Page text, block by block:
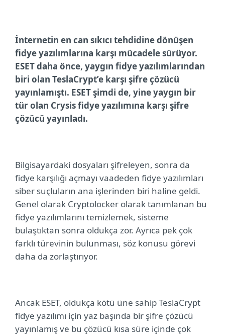
İnternetin en can sıkıcı tehdidine dönüşen
fidye yazılımlarına karşı mücadele sürüyor.
ESET daha önce, yaygın fidye yazılımlarından
biri olan TeslaCrypt’e karşı şifre çözücü
yayınlamıştı. ESET şimdi de, yine yaygın bir
tür olan Crysis fidye yazılımına karşı şifre
çözücü yayınladı.
Bilgisayardaki dosyaları şifreleyen, sonra da
fidye karşılığı açmayı vaadeden fidye yazılımları
siber suçluların ana işlerinden biri haline geldi.
Genel olarak Cryptolocker olarak tanımlanan bu
fidye yazılımlarını temizlemek, sisteme
bulaştıktan sonra oldukça zor. Ayrıca pek çok
farklı türevinin bulunması, söz konusu görevi
daha da zorlaştırıyor.
Ancak ESET, oldukça kötü üne sahip TeslaCrypt
fidye yazılımı için yaz başında bir şifre çözücü
yayınlamış ve bu çözücü kısa süre içinde çok